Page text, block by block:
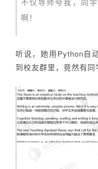
啊！
听说，她用Python自
到校友群里，竟然有同